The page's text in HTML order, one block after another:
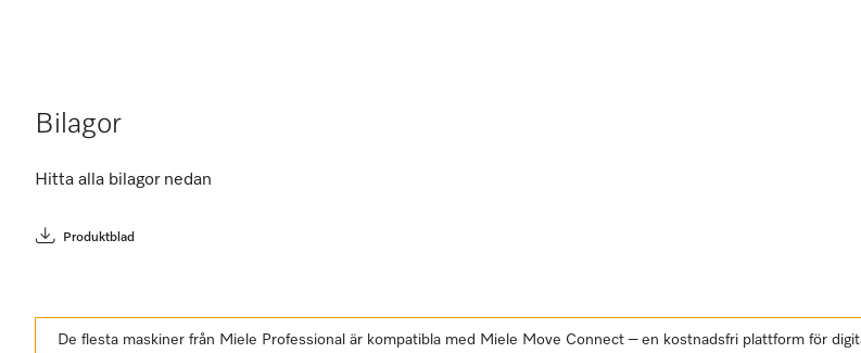
Bilagor
Hitta alla bilagor nedan
Produktblad
De flesta maskiner från Miele Professional är kompatibla med Miele Move Connect – en kostnadsfri plattform för